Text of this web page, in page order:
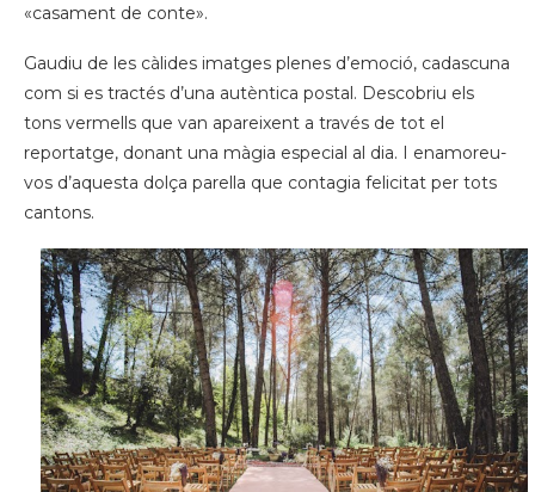
«casament de conte».
Gaudiu de les càlides imatges plenes d’emoció, cadascuna
com si es tractés d’una autèntica postal. Descobriu els
tons vermells que van apareixent a través de tot el
reportatge, donant una màgia especial al dia. I enamoreu-
vos d’aquesta dolça parella que contagia felicitat per tots
cantons.